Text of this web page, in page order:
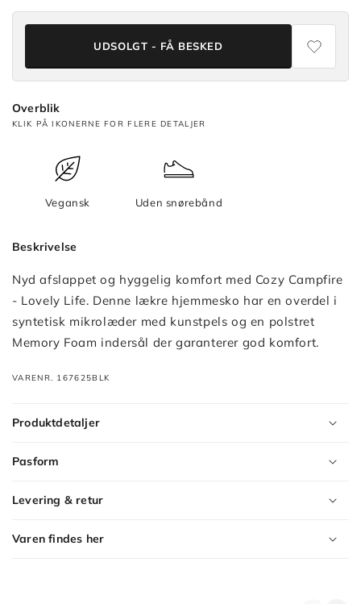
UDSOLGT - FÅ BESKED
Overblik
KLIK PÅ IKONERNE FOR FLERE DETALJER
Vegansk Uden snørebånd
Beskrivelse
Nyd afslappet og hyggelig komfort med Cozy Campfire
- Lovely Life. Denne lækre hjemmesko har en overdel i
syntetisk mikrolæder med kunstpels og en polstret
Memory Foam indersål der garanterer god komfort.
VARENR. 167625BLK
Produktdetaljer
Pasform
Levering & retur
Varen findes her